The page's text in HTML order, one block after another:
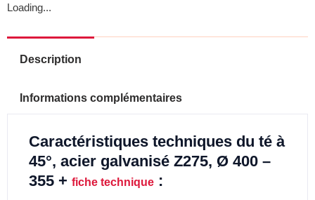
Loading...
Description
Informations complémentaires
Caractéristiques techniques du té à
45°, acier galvanisé Z275, Ø 400 –
355 + fiche technique :